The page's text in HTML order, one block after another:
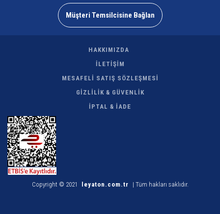
Müşteri Temsilcisine Bağlan
HAKKIMIZDA
İLETİŞİM
MESAFELİ SATIŞ SÖZLEŞMESİ
GİZLİLİK & GÜVENLİK
İPTAL & İADE
Copyright © 2021 leyaton.com.tr | Tüm hakları saklıdır.